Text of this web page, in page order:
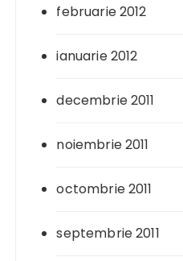
februarie 2012
ianuarie 2012
decembrie 2011
noiembrie 2011
octombrie 2011
septembrie 2011